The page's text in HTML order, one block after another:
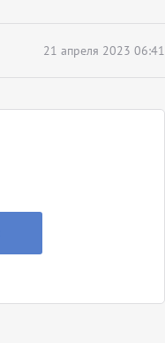
21 апреля 2023 06:41